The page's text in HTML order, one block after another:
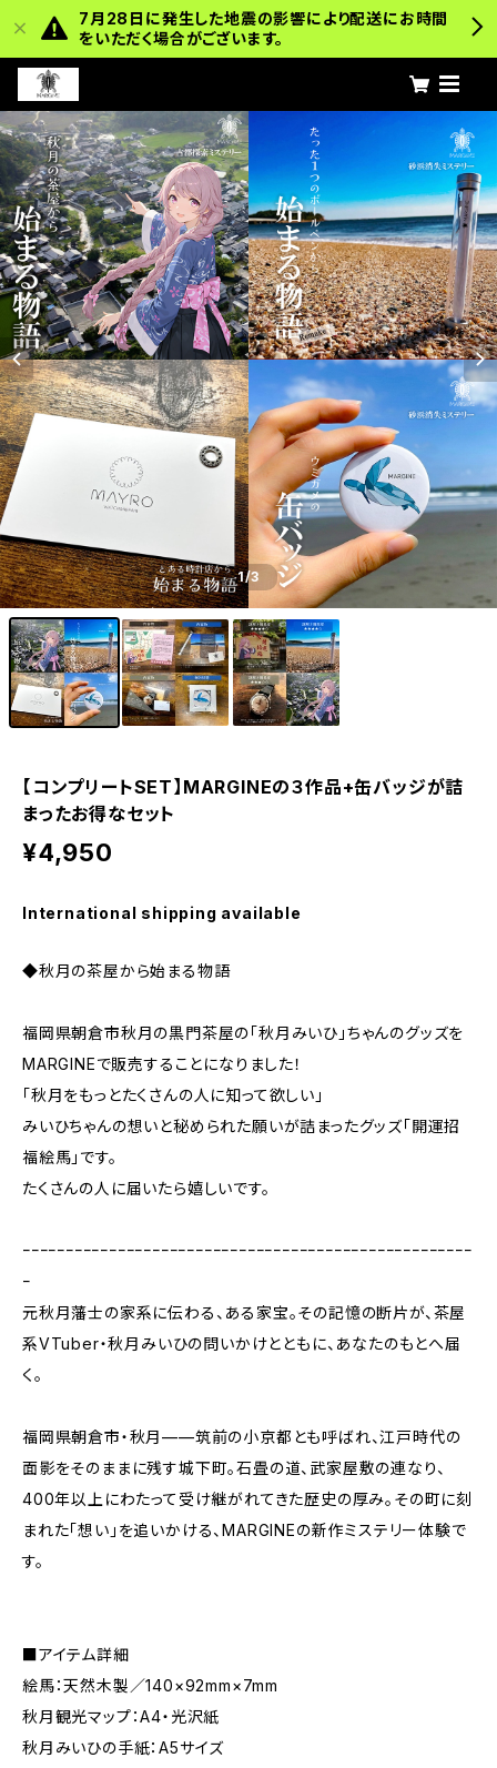
7月28日に発生した地震の影響により配送にお時間
をいただく場合がございます。
1/3
【コンプリートSET】MARGINEの３作品+缶バッジが詰
まったお得なセット
¥4,950
International shipping available
◆秋月の茶屋から始まる物語
福岡県朝倉市秋月の黒門茶屋の「秋月みいひ」ちゃんのグッズを
MARGINEで販売することになりました！
「秋月をもっとたくさんの人に知って欲しい」
みいひちゃんの想いと秘められた願いが詰まったグッズ「開運招
福絵馬」です。
たくさんの人に届いたら嬉しいです。
ｰｰｰｰｰｰｰｰｰｰｰｰｰｰｰｰｰｰｰｰｰｰｰｰｰｰｰｰｰｰｰｰｰｰｰｰｰｰｰｰｰｰｰｰｰｰｰｰｰｰｰｰ
ｰ
元秋月藩士の家系に伝わる、ある家宝。その記憶の断片が、茶屋
系VTuber・秋月みいひの問いかけとともに、あなたのもとへ届
く。
福岡県朝倉市・秋月——筑前の小京都とも呼ばれ、江戸時代の
面影をそのままに残す城下町。石畳の道、武家屋敷の連なり、
400年以上にわたって受け継がれてきた歴史の厚み。その町に刻
まれた「想い」を追いかける、MARGINEの新作ミステリー体験で
す。
■アイテム詳細
絵馬：天然木製／140×92mm×7mm
秋月観光マップ：A4・光沢紙
秋月みいひの手紙：A5サイズ